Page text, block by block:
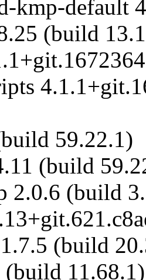
kmp-default
(build
59.22.1)
(build
2.0.6 (build
(build
11.68.1)